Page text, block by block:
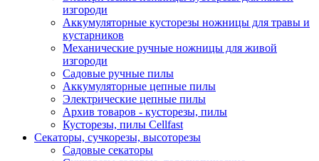
изгороди
Аккумуляторные кусторезы ножницы для травы и
кустарников
Механические ручные ножницы для живой
изгороди
Садовые ручные пилы
Аккумуляторные цепные пилы
Электрические цепные пилы
Архив товаров - кусторезы, пилы
Кусторезы, пилы Cellfast
Секаторы, сучкорезы, высоторезы
Садовые секаторы